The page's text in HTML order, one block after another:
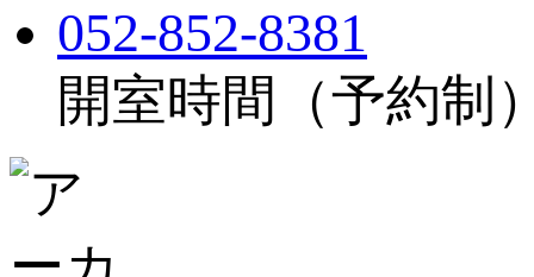
052-852-8381
開室時間（予約制